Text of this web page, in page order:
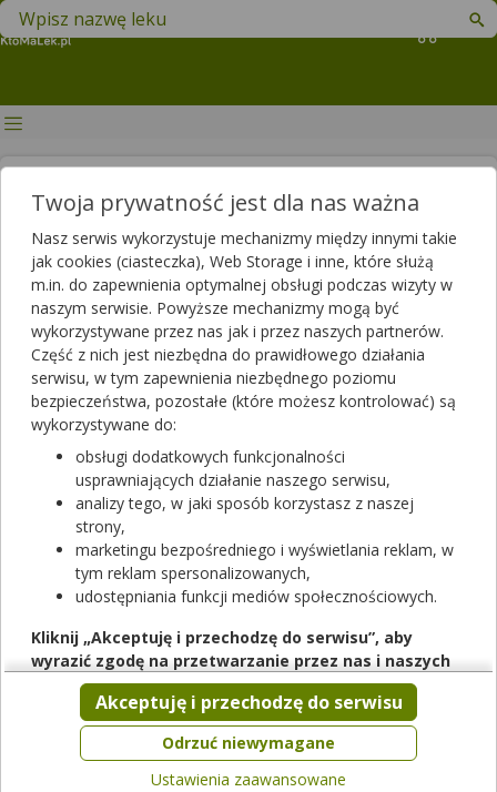
Koszyk
Znajdź lek w swojej okolicy
Co może oznaczać ból brzucha?
Publikacja: 2019-04-24 15:03 Aktualizacja: 2025-06-03 14:20
Każdy z nas przynajmniej raz w życiu miał ból brzucha. To
powszechnie występująca dolegliwość, która przeważnie jest
efektem niestrawności, odczuwanego stresu, czy menstruacji.
Zdarza się jednak, że utrzymujący się ból brzucha jest objawem
poważniejszej choroby.
Artykuł rekomendowany przez:
magister farmacji Bartłomiej Łuczyński
Twoja prywatność jest dla nas ważna
Nasz serwis wykorzystuje mechanizmy między innymi takie
jak cookies (ciasteczka), Web Storage i inne, które służą
m.in. do zapewnienia optymalnej obsługi podczas wizyty w
naszym serwisie. Powyższe mechanizmy mogą być
wykorzystywane przez nas jak i przez naszych partnerów.
Część z nich jest niezbędna do prawidłowego działania
serwisu, w tym zapewnienia niezbędnego poziomu
bezpieczeństwa, pozostałe (które możesz kontrolować) są
wykorzystywane do:
obsługi dodatkowych funkcjonalności
usprawniających działanie naszego serwisu,
analizy tego, w jaki sposób korzystasz z naszej
strony,
marketingu bezpośredniego i wyświetlania reklam, w
tym reklam spersonalizowanych,
udostępniania funkcji mediów społecznościowych.
Kliknij „Akceptuję i przechodzę do serwisu”, aby
wyrazić zgodę na przetwarzanie przez nas i naszych
partnerów Twoich danych w powyższych celach.
Pamiętaj, że wyrażenie zgody jest dobrowolne, a wyrażoną
zgodę możesz w każdej chwili cofnąć, możesz też wycofać
zgodę na przetwarzanie Twoich danych tylko w niektórych
celach. Jeżeli chcesz dowiedzieć się więcej lub chcesz
Odrzuć niewymagane
Akceptuję i przechodzę do serwisu
Ustawienia zaawansowane